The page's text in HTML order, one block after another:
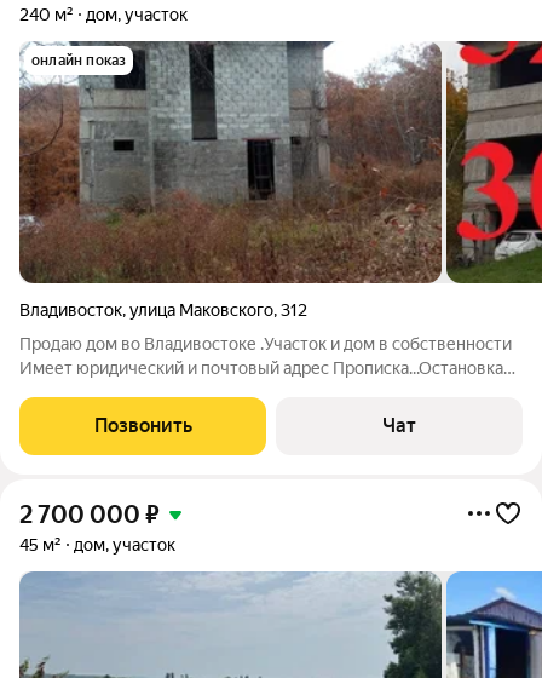
240 м² дом, участок
онлайн показ
Владивосток,улица Маковского,312
Продаю дом во Владивостоке .Участок и дом в собственности
Имеет юридический и почтовый адрес Прописка...Остановка
стелой г Владивостока ....900 метров от трассы.. Звук дороги
не слышен.
Позвонить Чат
2 700 000 ₽
45 м² дом, участок